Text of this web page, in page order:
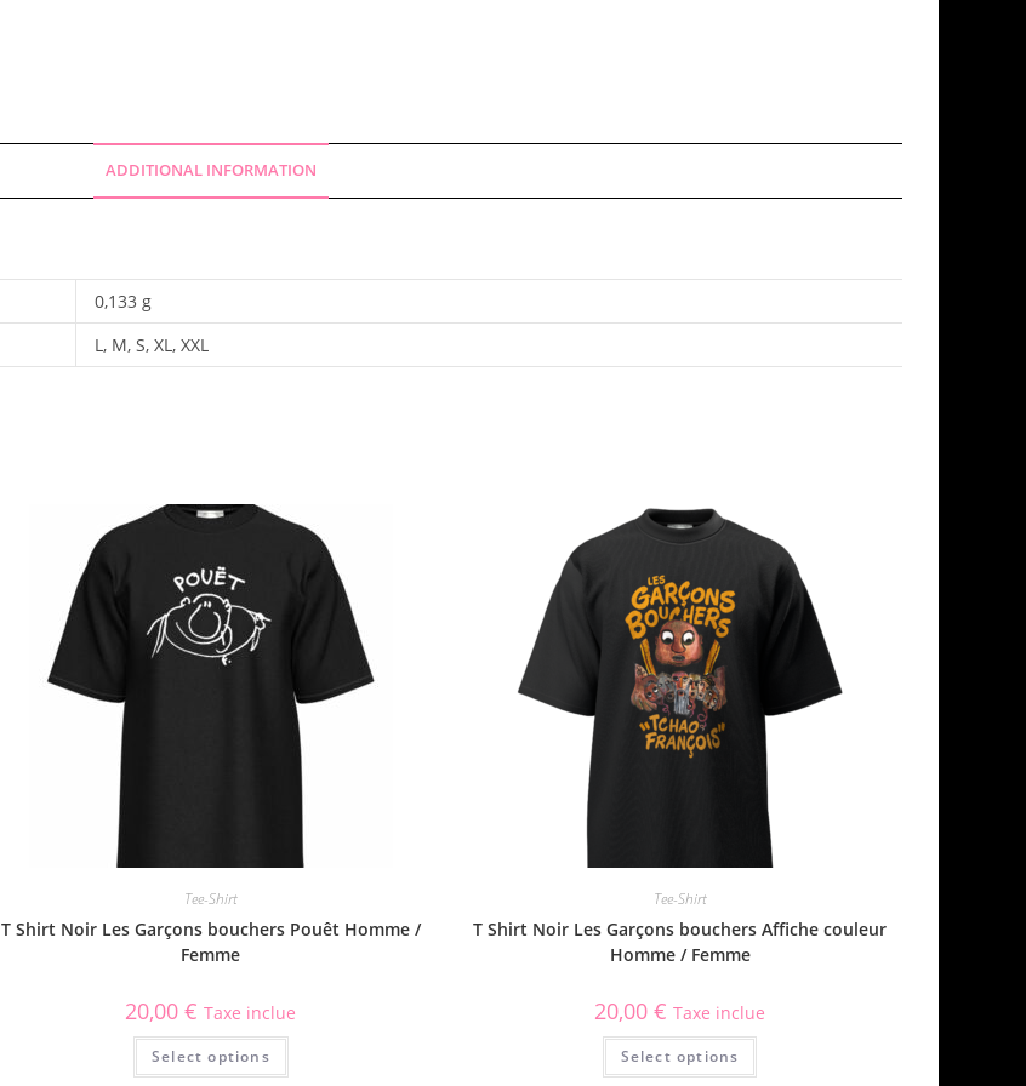
ADDITIONAL INFORMATION
0,133 g
L, M, S, XL, XXL
Tee-Shirt
T Shirt Noir Les Garçons bouchers Pouêt Homme /
Femme
20,00€ Taxe inclue
Select options
Tee-Shirt
T Shirt Noir Les Garçons bouchers Affiche couleur
Homme / Femme
20,00€ Taxe inclue
Select options